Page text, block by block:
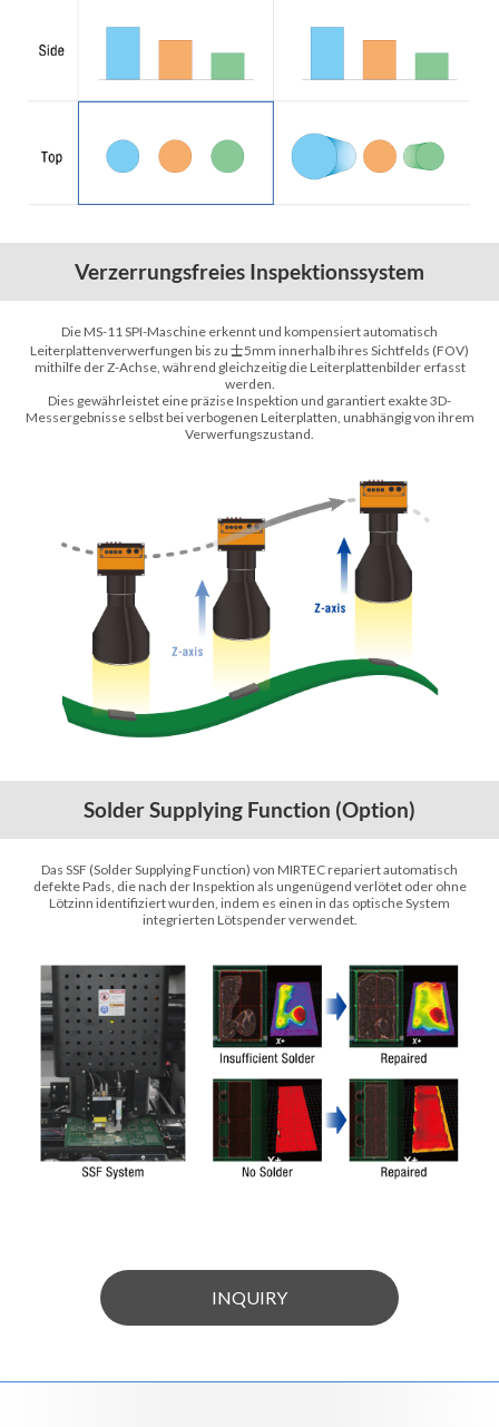
Verzerrungsfreies Inspektionssystem
Die MS-11 SPI-Maschine erkennt und kompensiert automatisch
Leiterplattenverwerfungen bis zu 士5mm innerhalb ihres Sichtfelds (FOV)
mithilfe der Z-Achse, während gleichzeitig die Leiterplattenbilder erfasst
werden.
Dies gewährleistet eine präzise Inspektion und garantiert exakte 3D-
Messergebnisse selbst bei verbogenen Leiterplatten, unabhängig von ihrem
Verwerfungszustand.
Solder Supplying Function (Option)
Das SSF (Solder Supplying Function) von MIRTEC repariert automatisch
defekte Pads, die nach der Inspektion als ungenügend verlötet oder ohne
Lötzinn identifiziert wurden, indem es einen in das optische System
integrierten Lötspender verwendet.
INQUIRY